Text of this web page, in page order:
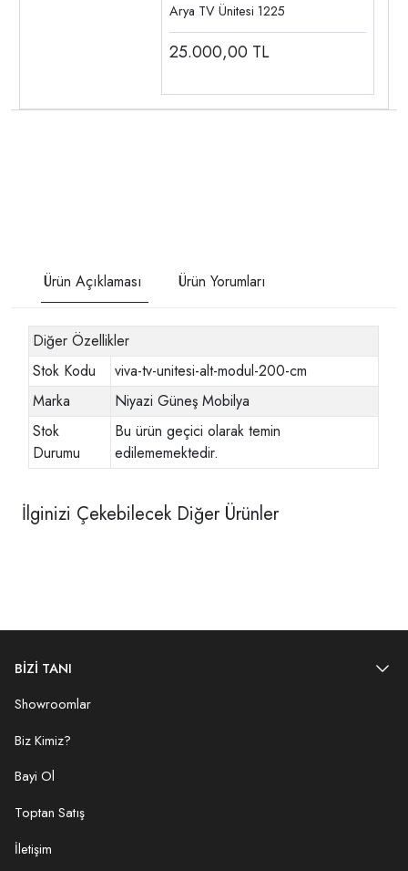
Arya TV Ünitesi 1225
25.000,00 TL
Ürün Açıklaması Ürün Yorumları
Diğer Özellikler
Stok Kodu
viva-tv-unitesi-alt-modul-200-cm
Marka
Niyazi Güneş Mobilya
Stok
Durumu
Bu ürün geçici olarak temin
edilememektedir.
İlginizi Çekebilecek Diğer Ürünler
BİZİ TANI
Showroomlar
Biz Kimiz?
Bayi Ol
Toptan Satış
İletişim